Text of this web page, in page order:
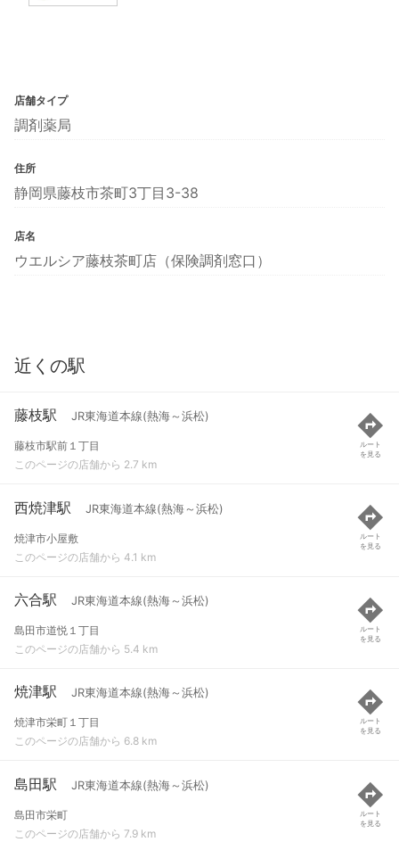
店舗タイプ
調剤薬局
住所
静岡県藤枝市茶町3丁目3-38
店名
ウエルシア藤枝茶町店（保険調剤窓口）
近くの駅
藤枝駅 JR東海道本線(熱海～浜松)
藤枝市駅前１丁目
このページの店舗から 2.7 km
ルート
を見る
西焼津駅 JR東海道本線(熱海～浜松)
焼津市小屋敷
このページの店舗から 4.1 km
ルート
を見る
六合駅 JR東海道本線(熱海～浜松)
島田市道悦１丁目
このページの店舗から 5.4 km
ルート
を見る
焼津駅 JR東海道本線(熱海～浜松)
焼津市栄町１丁目
このページの店舗から 6.8 km
ルート
を見る
島田駅 JR東海道本線(熱海～浜松)
島田市栄町
このページの店舗から 7.9 km
ルート
を見る